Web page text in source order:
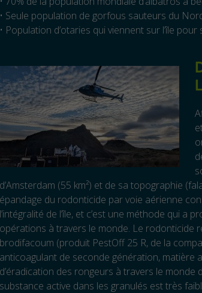
• Seule population de gorfous sauteurs du
• Population d’otaries qui viennent sur l’île
d’Amsterdam (55 km²) et de sa topographie
épandage du rodonticide par voie aérienne
l’intégralité de l’île, et c’est une méthode qui a
opérations à travers le monde. Le rodonticide
brodifacoum (produit PestOff 25 R, de la
anticoagulant de seconde génération, matière
d’éradication des rongeurs à travers le monde
substance active dans les granulés est très